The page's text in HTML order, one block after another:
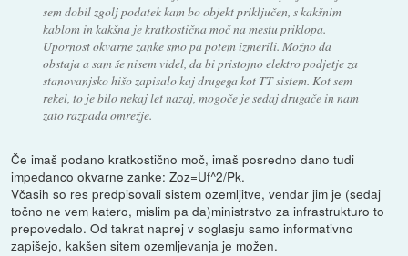
sem dobil zgolj podatek kam bo objekt priključen, s kakšnim
kablom in kakšna je kratkostična moč na mestu priklopa.
Upornost okvarne zanke smo pa potem izmerili. Možno da
obstaja a sam še nisem videl, da bi pristojno elektro podjetje za
stanovanjsko hišo zapisalo kaj drugega kot TT sistem. Kot sem
rekel, to je bilo nekaj let nazaj, mogoče je sedaj drugače in nam
zato razpada omrežje.
Če imaš podano kratkostično moč, imaš posredno dano tudi
impedanco okvarne zanke: Zoz=Uf^2/Pk.
Včasih so res predpisovali sistem ozemljitve, vendar jim je (sedaj
točno ne vem katero, mislim pa da)ministrstvo za infrastrukturo to
prepovedalo. Od takrat naprej v soglasju samo informativno
zapišejo, kakšen sitem ozemljevanja je možen.